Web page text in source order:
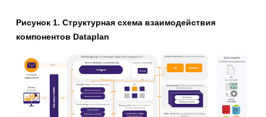
Рисунок 1. Структурная схема взаимодействия
компонентов Dataplan